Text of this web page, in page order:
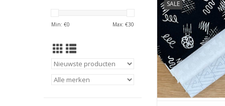
Min: €0 Max: €30
SALE
TOEVOEGEN AAN